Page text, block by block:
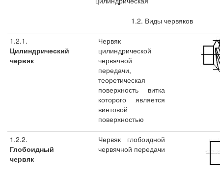
1.2. Виды червяков
1.2.1.
Цилиндрический
червяк
Червяк
цилиндрической
червячной
передачи,
теоретическая
поверхность витка
которого является
винтовой
поверхностью
1.2.2.
Глобоидный
червяк
Червяк глобоидной
червячной передачи